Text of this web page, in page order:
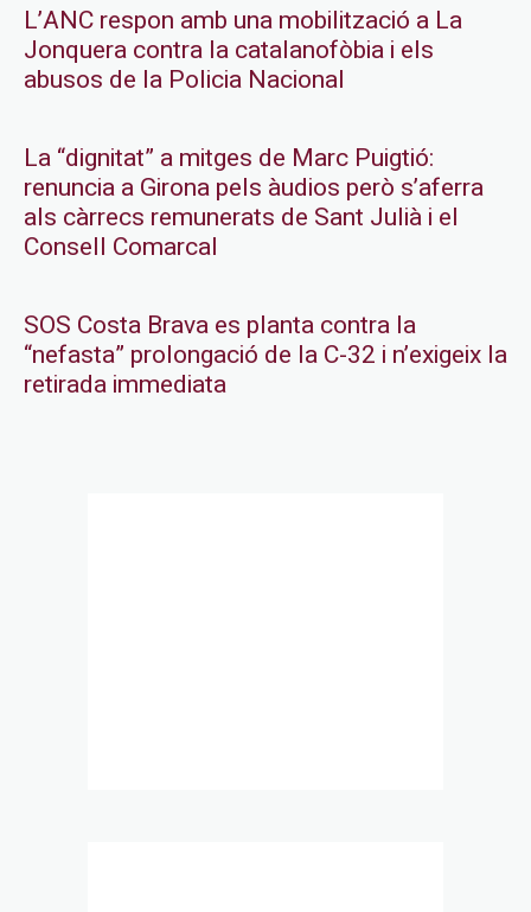
L’ANC respon amb una mobilització a La
Jonquera contra la catalanofòbia i els
abusos de la Policia Nacional
La “dignitat” a mitges de Marc Puigtió:
renuncia a Girona pels àudios però s’aferra
als càrrecs remunerats de Sant Julià i el
Consell Comarcal
SOS Costa Brava es planta contra la
“nefasta” prolongació de la C-32 i n’exigeix la
retirada immediata